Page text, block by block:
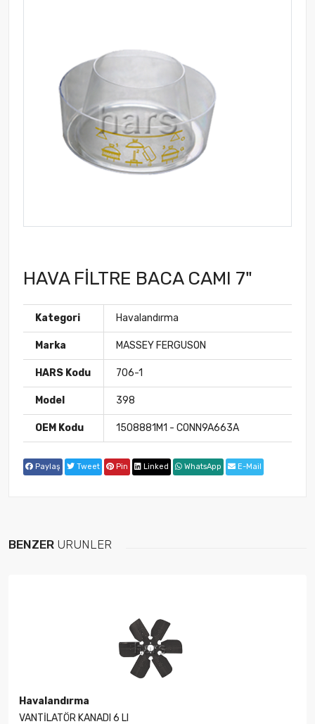
HAVA FİLTRE BACA CAMI 7"
Kategori Havalandırma
Marka MASSEY FERGUSON
HARS Kodu 706-1
Model 398
OEM Kodu 1508881M1 - C0NN9A663A
Paylaş Tweet Pin Linked WhatsApp E-Mail
BENZER ÜRÜNLER
Havalandırma
VANTİLATÖR KANADI 6 LI